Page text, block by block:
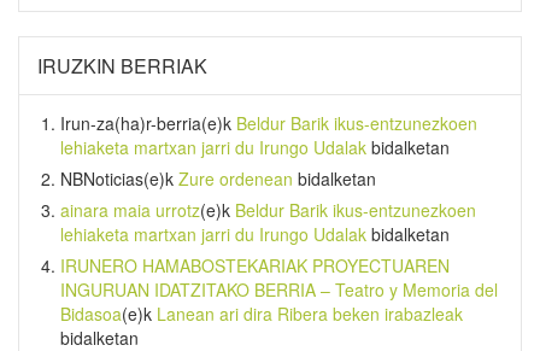
IRUZKIN BERRIAK
Irun-za(ha)r-berria(e)k Beldur Barik ikus-entzunezkoen
lehiaketa martxan jarri du Irungo Udalak bidalketan
NBNoticias(e)k Zure ordenean bidalketan
ainara maia urrotz(e)k Beldur Barik ikus-entzunezkoen
lehiaketa martxan jarri du Irungo Udalak bidalketan
IRUNERO HAMABOSTEKARIAK PROYECTUAREN
INGURUAN IDATZITAKO BERRIA – Teatro y Memoria del
Bidasoa(e)k Lanean ari dira Ribera beken irabazleak
bidalketan